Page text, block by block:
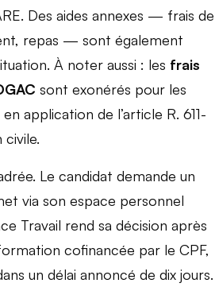
Des aides annexes — frais de
repas — sont également
À noter aussi : les frais
sont exonérés pour les
application de l’article R. 611-
civile.
Le candidat demande un
via son espace personnel
Travail rend sa décision après
cofinancée par le CPF,
un délai annoncé de dix jours.